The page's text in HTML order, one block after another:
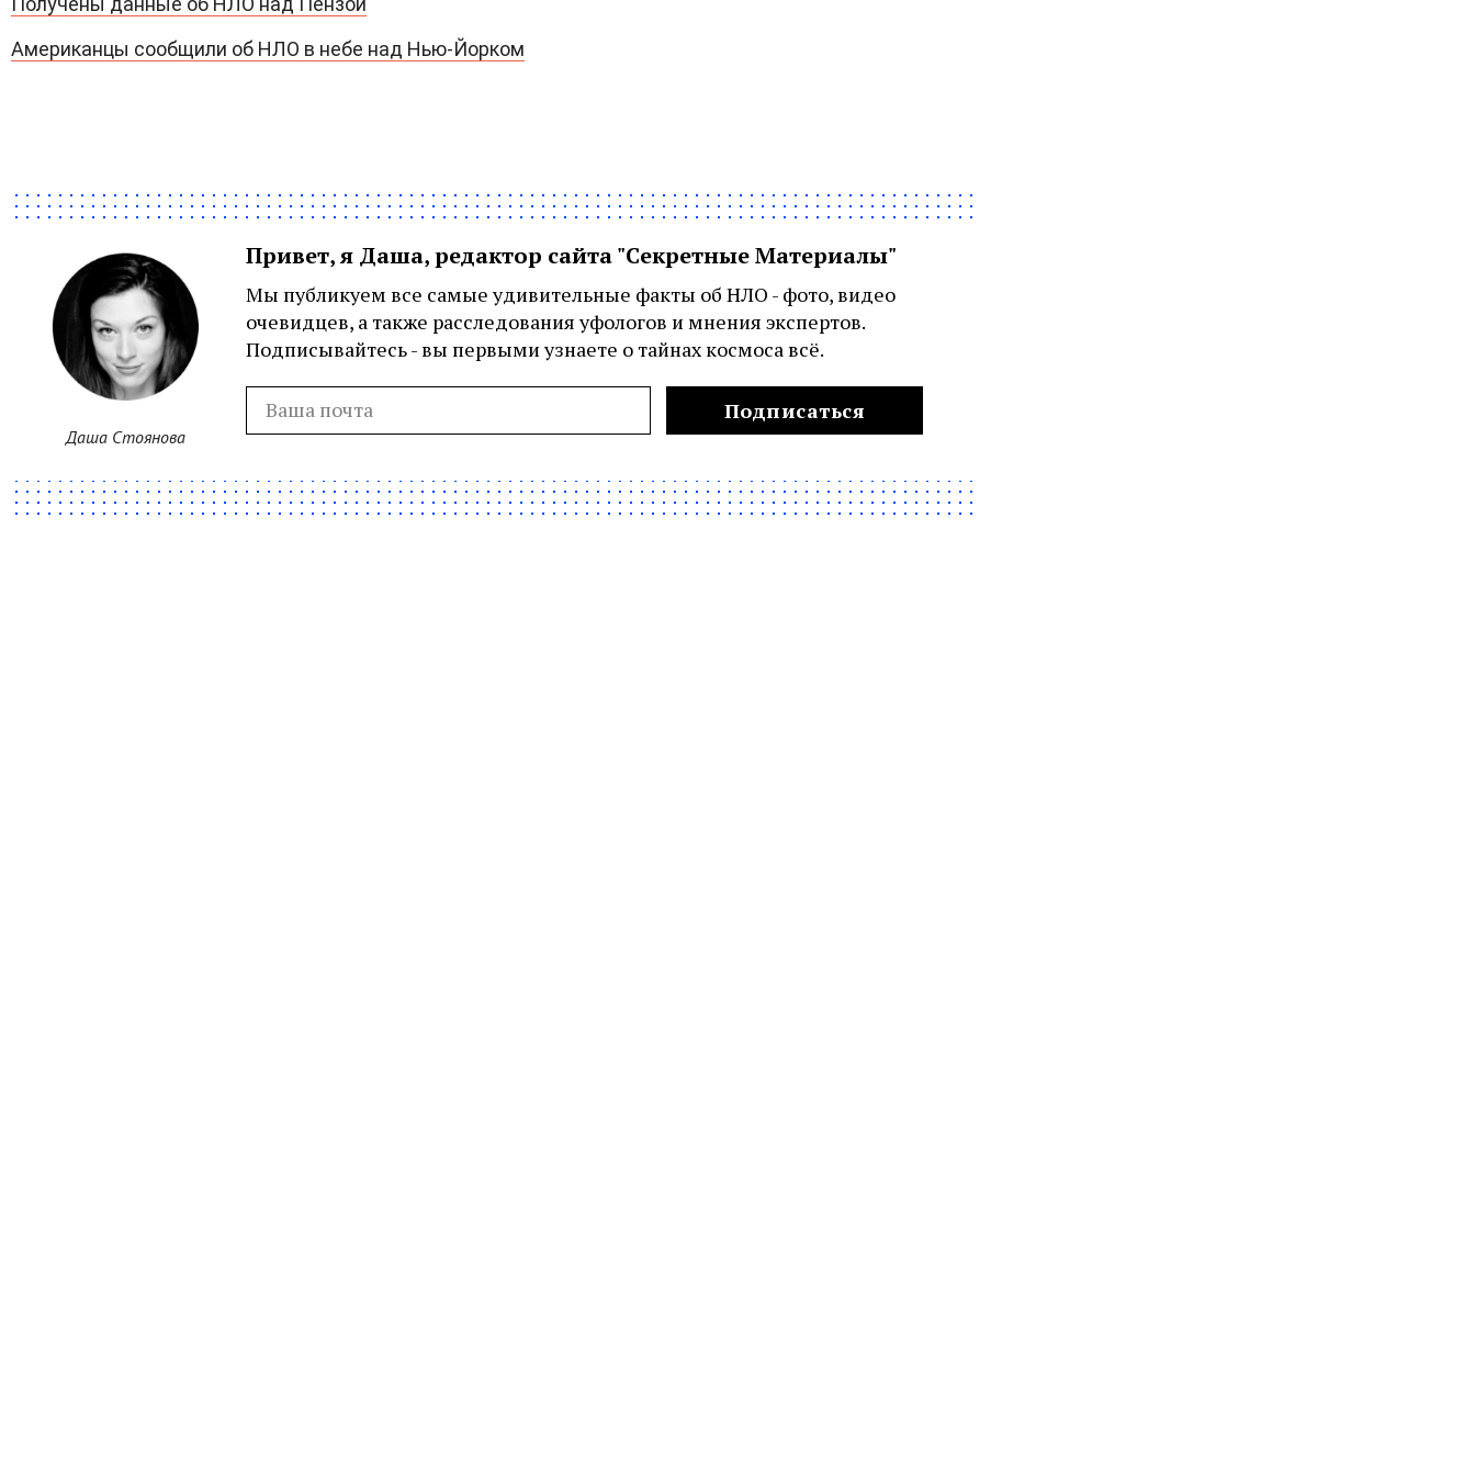
Американцы сообщили об НЛО в небе над Нью-Йорком
Даша Стоянова
Привет, я Даша, редактор сайта "Секретные Материалы"
Мы публикуем все самые удивительные факты об НЛО - фото, видео
очевидцев, а также расследования уфологов и мнения экспертов.
Подписывайтесь - вы первыми узнаете о тайнах космоса всё.
Подписаться